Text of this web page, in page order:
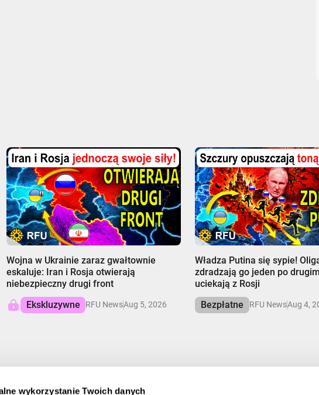
wykorzystanie Twoich danych
Wojna w Ukrainie zaraz gwałtownie
eskaluje: Iran i Rosja otwierają
niebezpieczny drugi front
Ekskluzywne
RFU NewsAug 5, 2026
Władza Putina się sypie!
zdradzają go jeden po
uciekają z Rosji
Bezpłatne
RFU NewsAug 4,